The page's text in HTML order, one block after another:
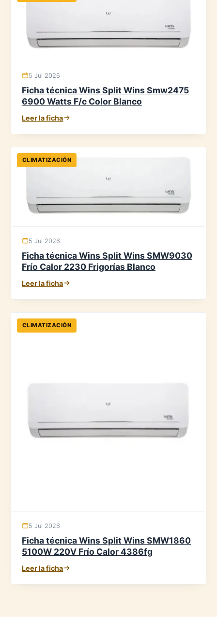
5 Jul 2026
Ficha técnica Wins Split Wins Smw2475
6900 Watts F/c Color Blanco
Leer la ficha
CLIMATIZACIÓN
5 Jul 2026
Ficha técnica Wins Split Wins SMW9030
Frío Calor 2230 Frigorías Blanco
Leer la ficha
CLIMATIZACIÓN
5 Jul 2026
Ficha técnica Wins Split Wins SMW1860
5100W 220V Frío Calor 4386fg
Leer la ficha